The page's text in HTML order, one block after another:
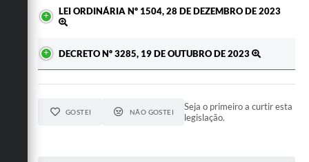
LEI ORDINÁRIA Nº 1504, 28 DE DEZEMBRO DE 2023
DECRETO Nº 3285, 19 DE OUTUBRO DE 2023
GOSTEI NÃO GOSTEI
Seja o primeiro a curtir esta
legislação.